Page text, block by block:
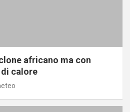
africano ma con
calore